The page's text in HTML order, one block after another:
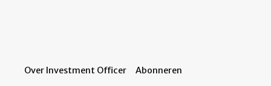
Over Investment Officer Abonneren